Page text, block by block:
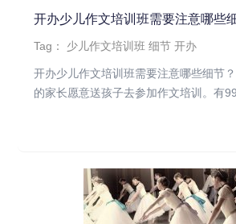
开办少儿作文培训班需要注意哪些
Tag： 少儿作文培训班 细节 开办
开办少儿作文培训班需要注意哪些细节
的家长愿意送孩子去参加作文培训。有